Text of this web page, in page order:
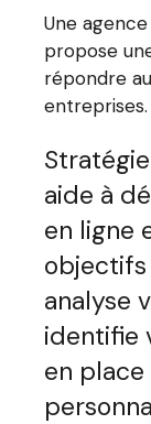
Une
propose
répondre
aide à
en ligne
objectifs
analyse
identifie
en place